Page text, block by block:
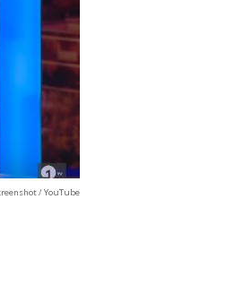
/ YouTube